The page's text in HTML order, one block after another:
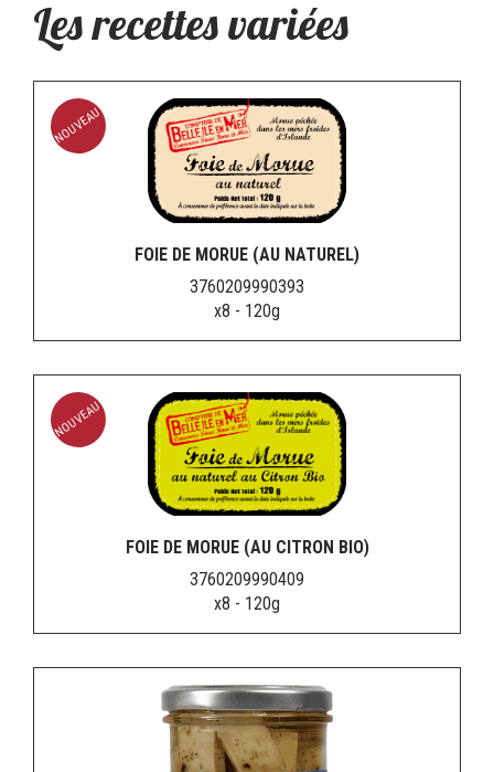
Les recettes variées
NOUVEAU
FOIE DE MORUE (AU NATUREL)
3760209990393
x8 - 120g
NOUVEAU
FOIE DE MORUE (AU CITRON BIO)
3760209990409
x8 - 120g